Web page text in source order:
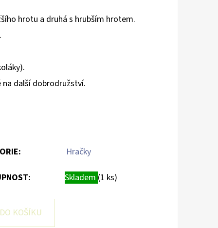
hrotu a druhá s hrubším hrotem.
na další dobrodružství.
: Hračky
Skladem (1 ks)
KOŠÍKU